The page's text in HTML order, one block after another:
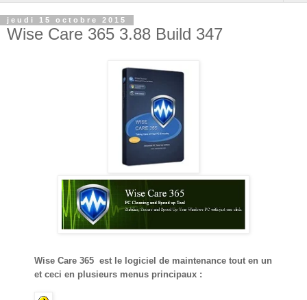
jeudi 15 octobre 2015
Wise Care 365 3.88 Build 347
Wise Care 365 est le logiciel de maintenance tout en un
et ceci en plusieurs menus principaux :